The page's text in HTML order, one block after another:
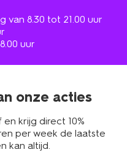
van 8.30 tot 21.00 uur
uur
onze acties
krijg direct 10%
per week de laatste
kan altijd.